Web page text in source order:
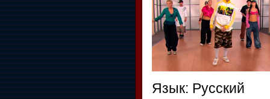
Язык: Русский